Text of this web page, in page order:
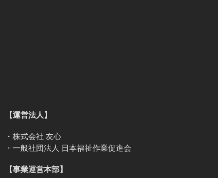
【運営法人】
・株式会社 友心
・一般社団法人 日本福祉作業促進会
【事業運営本部】